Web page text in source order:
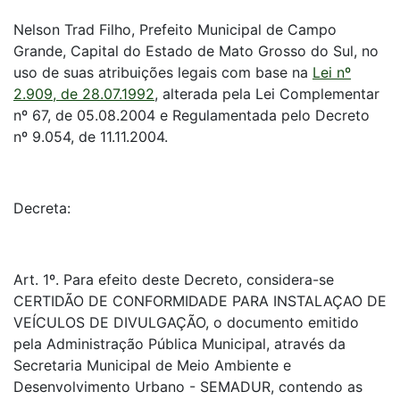
Nelson Trad Filho, Prefeito Municipal de Campo
Grande, Capital do Estado de Mato Grosso do Sul, no
uso de suas atribuições legais com base na Lei nº
2.909, de 28.07.1992, alterada pela Lei Complementar
nº 67, de 05.08.2004 e Regulamentada pelo Decreto
nº 9.054, de 11.11.2004.
Decreta:
Art. 1º. Para efeito deste Decreto, considera-se
CERTIDÃO DE CONFORMIDADE PARA INSTALAÇAO DE
VEÍCULOS DE DIVULGAÇÃO, o documento emitido
pela Administração Pública Municipal, através da
Secretaria Municipal de Meio Ambiente e
Desenvolvimento Urbano - SEMADUR, contendo as